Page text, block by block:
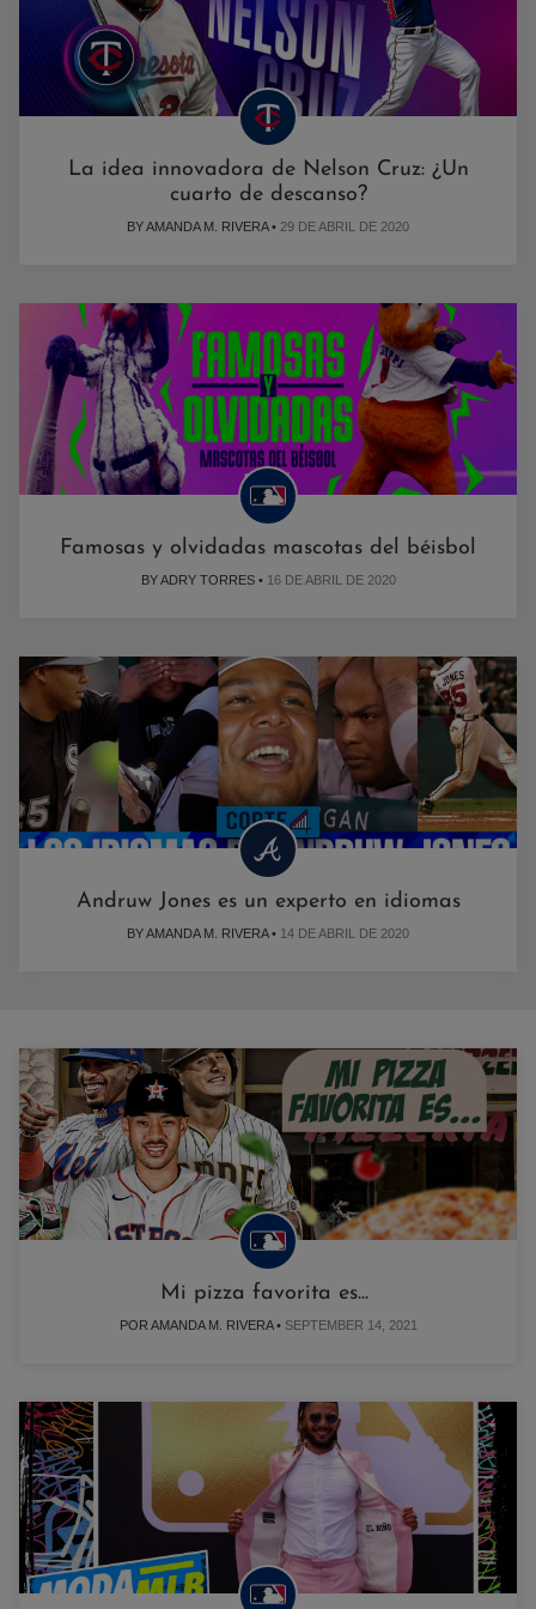
La idea innovadora de Nelson Cruz: ¿Un
cuarto de descanso?
BY AMANDA M. RIVERA • 29 DE ABRIL DE 2020
Famosas y olvidadas mascotas del béisbol
BY ADRY TORRES • 16 DE ABRIL DE 2020
Andruw Jones es un experto en idiomas
BY AMANDA M. RIVERA • 14 DE ABRIL DE 2020
Mi pizza favorita es...
POR AMANDA M. RIVERA • SEPTEMBER 14, 2021